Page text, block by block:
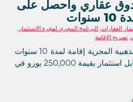
عقاري واحصل على
العقارات, البرنامج المجري لهجرة الاستثمار ,
, تصريح الإقامة
يوفر برنامج التأشيرة الذهبية المجرية إقامة لمدة 10 سنوات
لجميع أفراد الأسرة مقابل استثمار بقيمة 250,000 يورو في